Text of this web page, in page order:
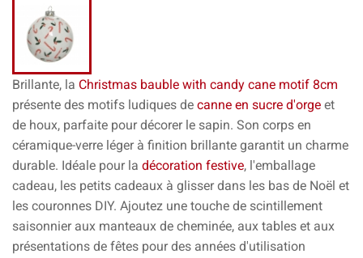
Brillante, la Christmas bauble with candy cane motif 8cm
présente des motifs ludiques de canne en sucre d'orge et
de houx, parfaite pour décorer le sapin. Son corps en
céramique-verre léger à finition brillante garantit un charme
durable. Idéale pour la décoration festive, l'emballage
cadeau, les petits cadeaux à glisser dans les bas de Noël et
les couronnes DIY. Ajoutez une touche de scintillement
saisonnier aux manteaux de cheminée, aux tables et aux
présentations de fêtes pour des années d'utilisation